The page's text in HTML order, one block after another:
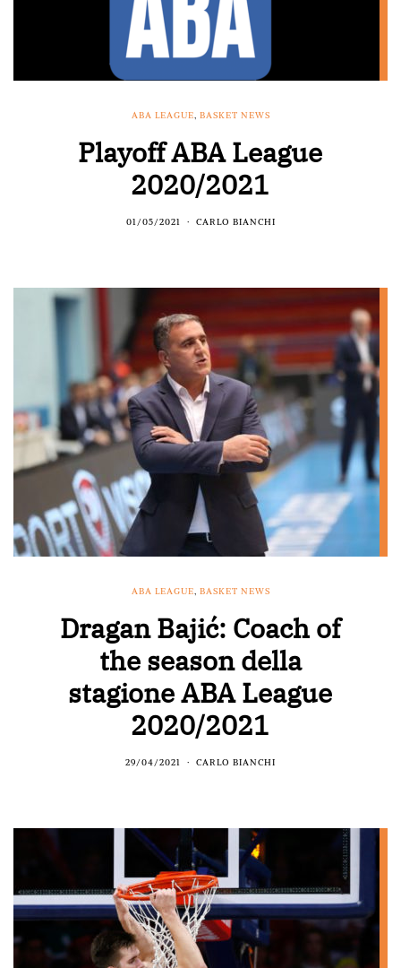
ABA LEAGUE, BASKET NEWS
Playoff ABA League
2020/2021
01/05/2021 CARLO BIANCHI
ABA LEAGUE, BASKET NEWS
Dragan Bajić: Coach of
the season della
stagione ABA League
2020/2021
29/04/2021 CARLO BIANCHI